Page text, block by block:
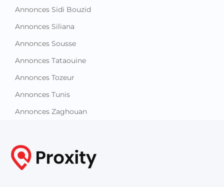
Annonces Sidi Bouzid
Annonces Siliana
Annonces Sousse
Annonces Tataouine
Annonces Tozeur
Annonces Tunis
Annonces Zaghouan